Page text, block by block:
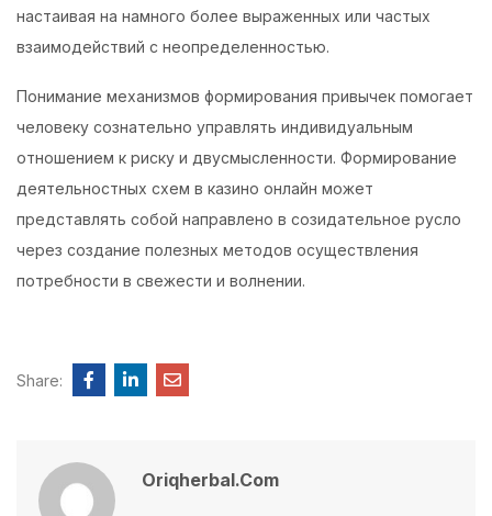
настаивая на намного более выраженных или частых
взаимодействий с неопределенностью.
Понимание механизмов формирования привычек помогает
человеку сознательно управлять индивидуальным
отношением к риску и двусмысленности. Формирование
деятельностных схем в казино онлайн может
представлять собой направлено в созидательное русло
через создание полезных методов осуществления
потребности в свежести и волнении.
Share:
Oriqherbal.com